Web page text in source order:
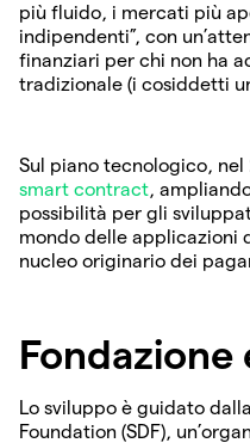
più fluido, i mercati più
indipendenti”, con
finanziari per chi non ha
tradizionale (i cosiddetti
Sul piano tecnologico,
smart contract,
possibilità per gli
mondo delle applicazioni
nucleo originario dei
Lo sviluppo è guidato
Foundation (SDF),